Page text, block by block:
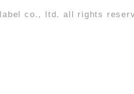
co., ltd. all rights